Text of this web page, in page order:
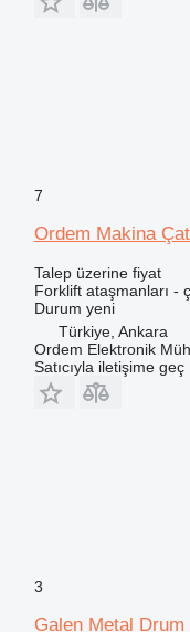
7
Ordem Makina
Talep üzerine fiyat
Forklift ataşmanları -
Durum yeni
Türkiye, Ankara
Ordem Elektronik
Satıcıyla iletişime geç
3
Galen Metal Drum